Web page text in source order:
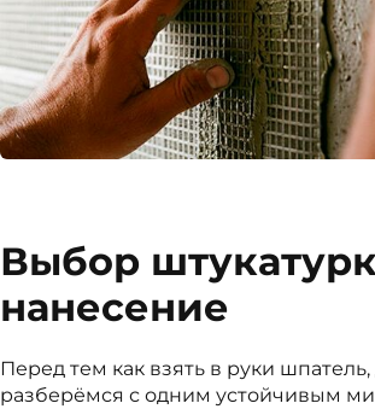
Выбор
нанесение
Перед тем как взять в руки шпатель,
разберёмся с одним устойчивым